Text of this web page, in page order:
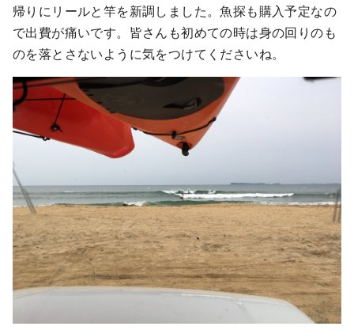
帰りにリールと竿を新調しました。魚探も購入予定なの
で出費が痛いです。皆さんも初めての時は身の回りのも
のを落とさないように気をつけてくださいね。